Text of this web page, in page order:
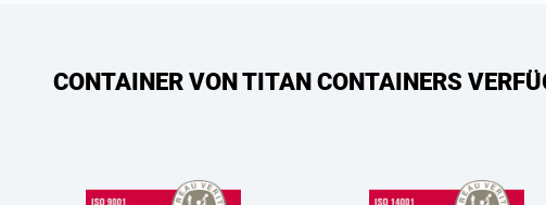
CONTAINER VON TITAN CONTAINERS